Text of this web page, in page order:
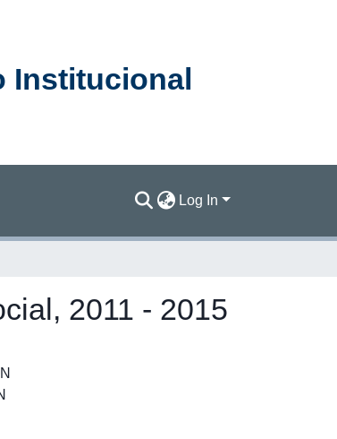
Institucional
Log In
2011 - 2015